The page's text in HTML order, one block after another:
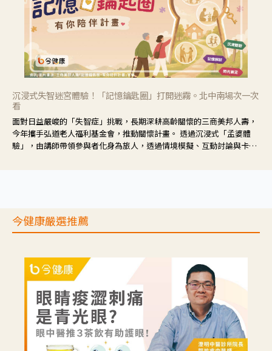
沉浸式失智迷宮體驗！「記憶鑰匙圈」打開迷霧。北中南場次一次
看
面對日益嚴峻的「失智症」挑戰，長期深耕高齡關懷的三商美邦人壽，
今年攜手弘道老人福利基金會，推動關懷計畫。 透過沉浸式「孟婆體
驗」，由講師帶領參與者化身為旅人，透過情境模擬、互動討論與卡牌
今健康嚴選推薦